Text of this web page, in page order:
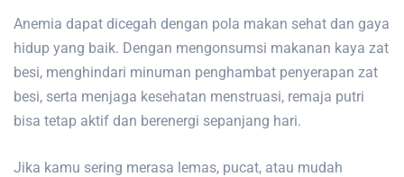
Anemia dapat dicegah dengan pola makan sehat dan gaya
hidup yang baik. Dengan mengonsumsi makanan kaya zat
besi, menghindari minuman penghambat penyerapan zat
besi, serta menjaga kesehatan menstruasi, remaja putri
bisa tetap aktif dan berenergi sepanjang hari.
Jika kamu sering merasa lemas, pucat, atau mudah